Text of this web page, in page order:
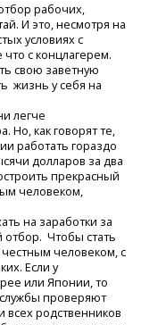
рабочих,
И это, несмотря на
условиях с
с концлагерем.
свою заветную
жизнь у себя на
легче
Но, как говорят те,
работать гораздо
долларов за два
прекрасный
человеком,
на заработки за
отбор. Чтобы стать
человеком, с
Если у
или Японии, то
проверяют
родственников